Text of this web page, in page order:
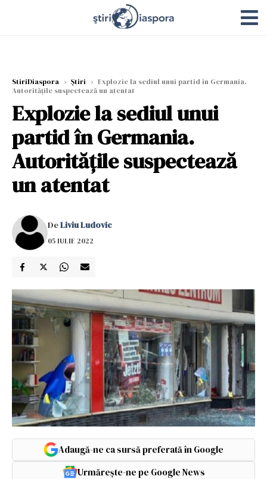
StiriDiaspora › Știri › Explozie la sediul unui partid în Germania.
Autorităţile suspectează un atentat
Explozie la sediul unui
partid în Germania.
Autorităţile suspectează
un atentat
DeLiviu Ludovic
05 IULIE 2022
Adaugă-ne ca sursă preferată în Google
Urmărește-ne pe Google News